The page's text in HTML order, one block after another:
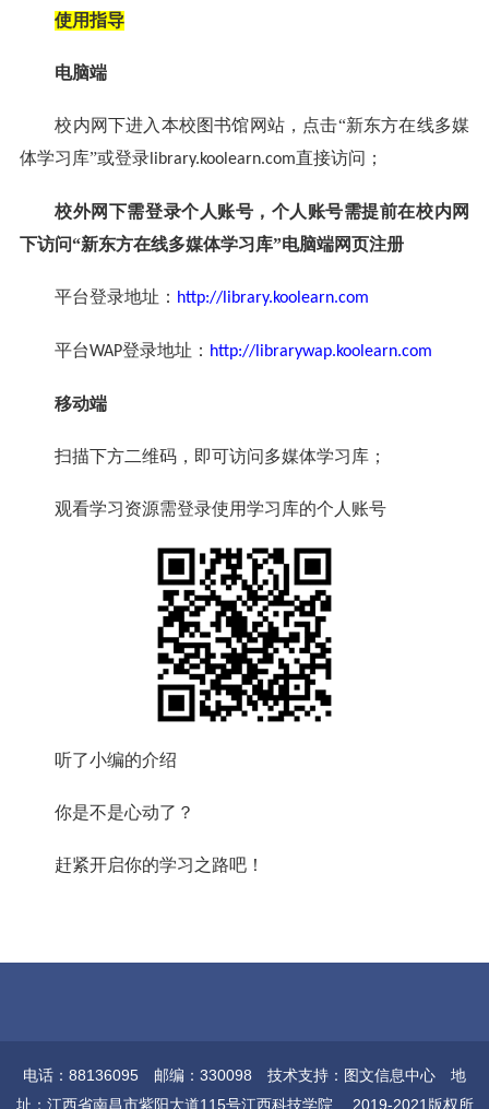
使用指导
电脑端
校内网下进入本校图书馆网站，点击“新东方在线多媒
体学习库”或登录library.koolearn.com直接访问；
校外网下需登录个人账号，个人账号需提前在校内网
下访问“新东方在线多媒体学习库”电脑端网页注册
平台登录地址： http://library.koolearn.com
平台WAP登录地址： http://librarywap.koolearn.com
移动端
扫描下方二维码，即可访问多媒体学习库；
观看学习资源需登录使用学习库的个人账号
听了小编的介绍
你是不是心动了？
赶紧开启你的学习之路吧！
电话：88136095 邮编：330098 技术支持：图文信息中心 地
址：江西省南昌市紫阳大道115号江西科技学院 2019-2021版权所